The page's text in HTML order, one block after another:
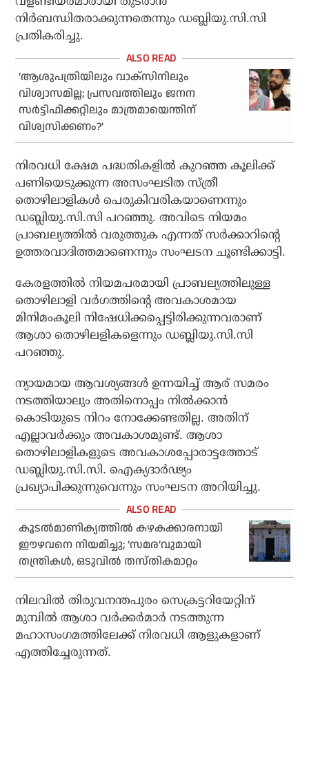
നിര്‍ബന്ധിതരാക്കുന്നതെന്നും ഡബ്ലിയു.സി.സി
പ്രതികരിച്ചു.
‘ആശുപത്രിയിലും വാക്‌സിനിലും
വിശ്വാസമില്ല; പ്രസവത്തിലും ജനന
സര്‍ട്ടിഫിക്കറ്റിലും മാത്രമായെന്തിന്
വിശ്വസിക്കണം?’
നിരവധി ക്ഷേമ പദ്ധതികളില്‍ കുറഞ്ഞ കൂലിക്ക്
പണിയെടുക്കുന്ന അസംഘടിത സ്ത്രീ
തൊഴിലാളികള്‍ പെരുകിവരികയാണെന്നും
ഡബ്ലിയു.സി.സി പറഞ്ഞു. അവിടെ നിയമം
പ്രാബല്യത്തില്‍ വരുത്തുക എന്നത് സര്‍ക്കാറിന്റെ
ഉത്തരവാദിത്തമാണെന്നും സംഘടന ചൂണ്ടിക്കാട്ടി.
കേരളത്തില്‍ നിയമപരമായി പ്രാബല്യത്തിലുള്ള
തൊഴിലാളി വര്‍ഗത്തിന്റെ അവകാശമായ
മിനിമംകൂലി നിഷേധിക്കപ്പെട്ടിരിക്കുന്നവരാണ്
ആശാ തൊഴിലളികളെന്നും ഡബ്ലിയു.സി.സി
പറഞ്ഞു.
ന്യായമായ ആവശ്യങ്ങള്‍ ഉന്നയിച്ച് ആര് സമരം
നടത്തിയാലും അതിനൊപ്പം നില്‍ക്കാന്‍
കൊടിയുടെ നിറം നോക്കേണ്ടതില്ല. അതിന്
എല്ലാവര്‍ക്കും അവകാശമുണ്ട്. ആശാ
തൊഴിലാളികളുടെ അവകാശപ്പോരാട്ടത്തോട്
ഡബ്ലിയു.സി.സി. ഐക്യദാര്‍ഢ്യം
പ്രഖ്യാപിക്കുന്നുവെന്നും സംഘടന അറിയിച്ചു.
കൂടല്‍മാണിക്യത്തില്‍ കഴകക്കാരനായി
ഈഴവനെ നിയമിച്ചു; ‘സമര’വുമായി
തന്ത്രികൾ, ഒടുവില്‍ തസ്തികമാറ്റം
നിലവില്‍ തിരുവനന്തപുരം സെക്രട്ടറിയേറ്റിന്
മുമ്പില്‍ ആശാ വര്‍ക്കര്‍മാര്‍ നടത്തുന്ന
മഹാസംഗമത്തിലേക്ക് നിരവധി ആളുകളാണ്
എത്തിച്ചേരുന്നത്.